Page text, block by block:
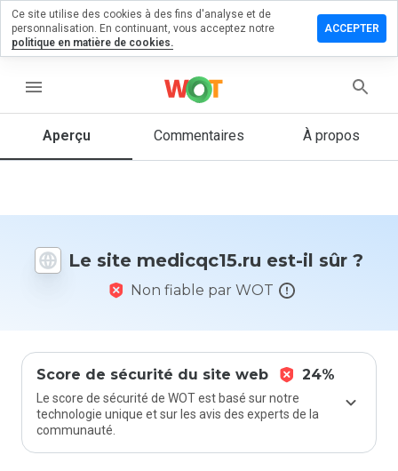
menu
Aperçu Commentaires À propos
Le site medicqc15.ru est-il sûr ?
Non fiable par WOT
Score de sécurité du site web 24%
Le score de sécurité de WOT est basé sur notre
technologie unique et sur les avis des experts de la
communauté.
un
1 et 5
vous à ce
site ?
Ce site utilise des cookies à des fins d'analyse et de
personnalisation. En continuant, vous acceptez notre
politique en matière de cookies.
ACCEPTER